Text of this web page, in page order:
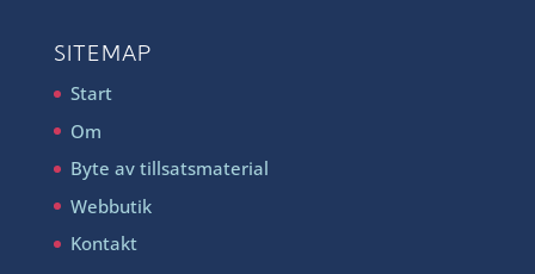
SITEMAP
Start
Om
Byte av tillsatsmaterial
Webbutik
Kontakt